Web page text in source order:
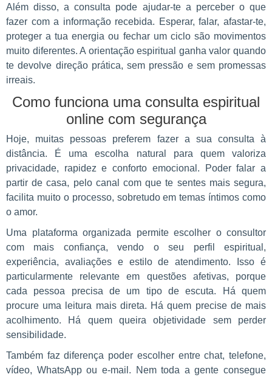
Além disso, a consulta pode ajudar-te a perceber o que
fazer com a informação recebida. Esperar, falar, afastar-te,
proteger a tua energia ou fechar um ciclo são movimentos
muito diferentes. A orientação espiritual ganha valor quando
te devolve direção prática, sem pressão e sem promessas
irreais.
Como funciona uma consulta espiritual
online com segurança
Hoje, muitas pessoas preferem fazer a sua consulta à
distância. É uma escolha natural para quem valoriza
privacidade, rapidez e conforto emocional. Poder falar a
partir de casa, pelo canal com que te sentes mais segura,
facilita muito o processo, sobretudo em temas íntimos como
o amor.
Uma plataforma organizada permite escolher o consultor
com mais confiança, vendo o seu perfil espiritual,
experiência, avaliações e estilo de atendimento. Isso é
particularmente relevante em questões afetivas, porque
cada pessoa precisa de um tipo de escuta. Há quem
procure uma leitura mais direta. Há quem precise de mais
acolhimento. Há quem queira objetividade sem perder
sensibilidade.
Também faz diferença poder escolher entre chat, telefone,
vídeo, WhatsApp ou e-mail. Nem toda a gente consegue